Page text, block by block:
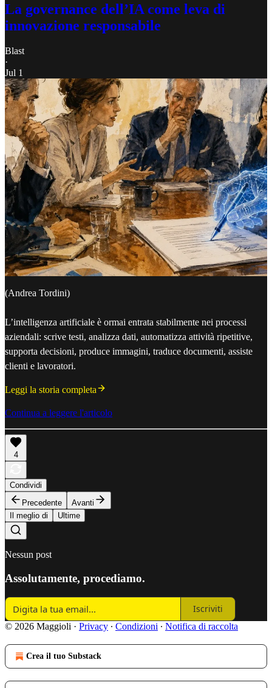
La governance dell’IA come leva di
innovazione responsabile
Blast
·
Jul 1
(Andrea Tordini)
L’intelligenza artificiale è ormai entrata stabilmente nei processi
aziendali: scrive testi, analizza dati, automatizza attività ripetitive,
supporta decisioni, produce immagini, traduce documenti, assiste
clienti e lavoratori.
Leggi la storia completa
Continua a leggere l'articolo
4
Condividi
Precedente
Avanti
Il meglio di
Ultime
Nessun post
Assolutamente, procediamo.
Iscriviti
© 2026 Maggioli · Privacy ∙ Condizioni ∙ Notifica di raccolta
Crea il tuo Substack